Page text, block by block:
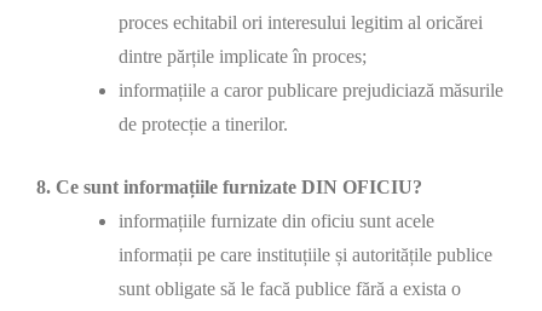
proces echitabil ori interesului legitim al oricărei
dintre părțile implicate în proces;
informațiile a caror publicare prejudiciază măsurile
de protecție a tinerilor.
8. Ce sunt informațiile furnizate DIN OFICIU?
informațiile furnizate din oficiu sunt acele
informații pe care instituțiile și autoritățile publice
sunt obligate să le facă publice fără a exista o